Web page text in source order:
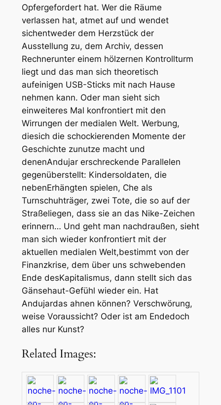
Opfergefordert hat. Wer die Räume
verlassen hat, atmet auf und wendet
sichentweder dem Herzstück der
Ausstellung zu, dem Archiv, dessen
Rechnerunter einem hölzernen Kontrollturm
liegt und das man sich theoretisch
aufeinigen USB-Sticks mit nach Hause
nehmen kann. Oder man sieht sich
einweiteres Mal konfrontiert mit den
Wirrungen der medialen Welt. Werbung,
diesich die schockierenden Momente der
Geschichte zunutze macht und
denenAndujar erschreckende Parallelen
gegenüberstellt: Kindersoldaten, die
nebenErhängten spielen, Che als
Turnschuhträger, zwei Tote, die so auf der
Straßeliegen, dass sie an das Nike-Zeichen
erinnern… Und geht man nachdraußen, sieht
man sich wieder konfrontiert mit der
aktuellen medialen Welt,bestimmt von der
Finanzkrise, dem über uns schwebenden
Ende desKapitalismus, dann stellt sich das
Gänsehaut-Gefühl wieder ein. Hat
Andujardas ahnen können? Verschwörung,
weise Voraussicht? Oder ist am Endedoch
alles nur Kunst?
Related Images: